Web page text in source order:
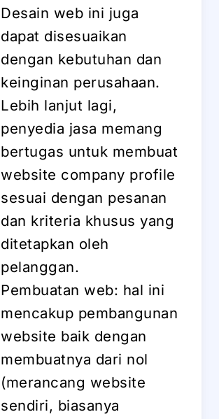
Desain web ini juga
dapat disesuaikan
dengan kebutuhan dan
keinginan perusahaan.
Lebih lanjut lagi,
penyedia jasa memang
bertugas untuk membuat
website company profile
sesuai dengan pesanan
dan kriteria khusus yang
ditetapkan oleh
pelanggan.
Pembuatan web: hal ini
mencakup pembangunan
website baik dengan
membuatnya dari nol
(merancang website
sendiri, biasanya